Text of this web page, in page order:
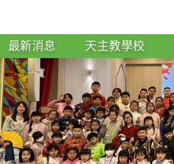
最新消息 天主教學校